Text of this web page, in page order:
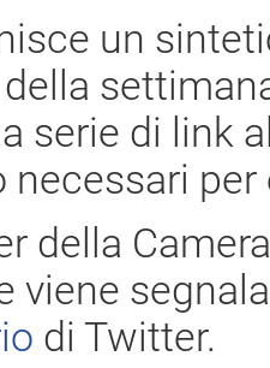
un
serie di link
necessari
della
viene
di Twitter.